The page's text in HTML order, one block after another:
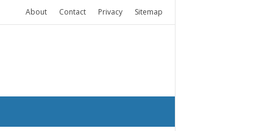
About Contact Privacy Sitemap